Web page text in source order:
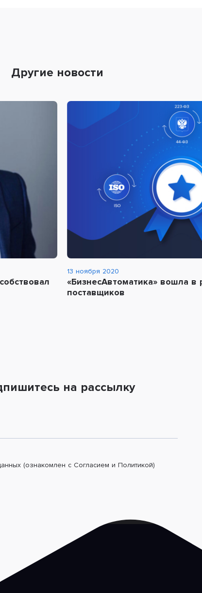
Другие новости
13 ноября 2020
«БизнесАвтоматика» вошла
поставщиков
на рассылку
(ознакомлен с Согласием и Политикой)